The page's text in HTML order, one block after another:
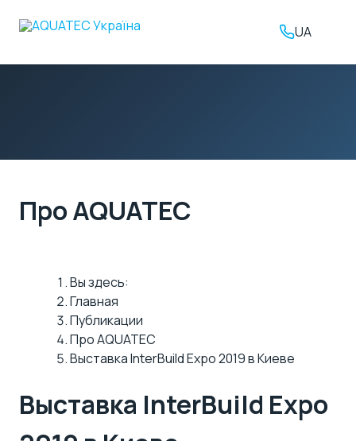
UA
Про AQUATEC
Вы здесь:
Главная
Публикации
Про AQUATEC
Выставка InterBuild Expo 2019 в Киеве
Выставка InterBuild Expo